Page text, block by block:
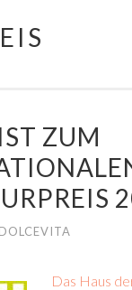
ZUM
DOLCEVITA
Das Haus